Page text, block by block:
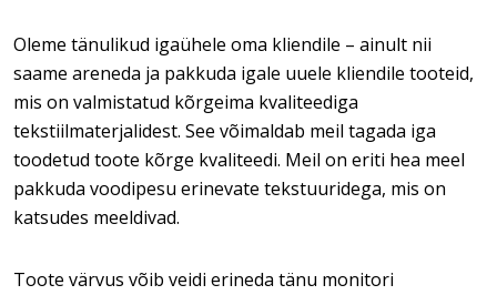
Oleme tänulikud igaühele oma kliendile – ainult nii
saame areneda ja pakkuda igale uuele kliendile tooteid,
mis on valmistatud kõrgeima kvaliteediga
tekstiilmaterjalidest. See võimaldab meil tagada iga
toodetud toote kõrge kvaliteedi. Meil on eriti hea meel
pakkuda voodipesu erinevate tekstuuridega, mis on
katsudes meeldivad.
Toote värvus võib veidi erineda tänu monitori